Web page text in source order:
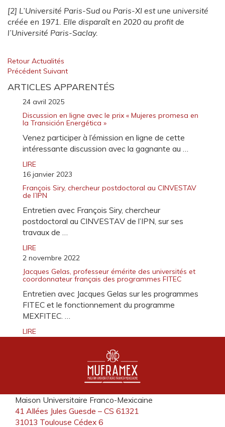
[2] L’Université Paris-Sud ou Paris-XI est une université
créée en 1971. Elle disparaît en 2020 au profit de
l’Université Paris-Saclay.
Retour Actualités
Précédent Suivant
ARTICLES APPARENTÉS
24 avril 2025
Discussion en ligne avec le prix « Mujeres promesa en
la Transición Energética »
Venez participer à l’émission en ligne de cette
intéressante discussion avec la gagnante au …
LIRE
16 janvier 2023
François Siry, chercheur postdoctoral au CINVESTAV
de l’IPN
Entretien avec François Siry, chercheur
postdoctoral au CINVESTAV de l’IPN, sur ses
travaux de …
LIRE
2 novembre 2022
Jacques Gelas, professeur émérite des universités et
coordonnateur français des programmes FITEC
Entretien avec Jacques Gelas sur les programmes
FITEC et le fonctionnement du programme
MEXFITEC. …
LIRE
Maison Universitaire Franco-Mexicaine
41 Allées Jules Guesde – CS 61321
31013 Toulouse Cédex 6